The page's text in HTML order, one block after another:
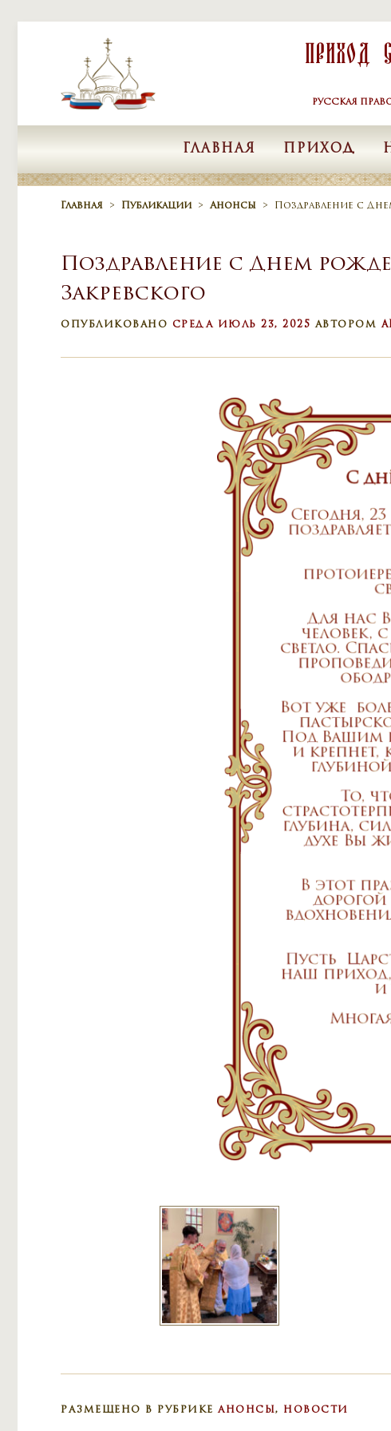
Приход
РУССКАЯ
ГЛАВНАЯ ПРИХОД
Главная > Публикации > Анонсы > Поздравление с
Поздравление с Днем
Закревского
ОПУБЛИКОВАНО СРЕДА ИЮЛЬ 23, 2025 АВТОРОМ
РАЗМЕЩЕНО В РУБРИКЕАНОНСЫ, НОВОСТИ